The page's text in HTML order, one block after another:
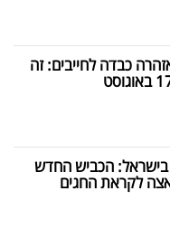
כבדה לחייבים: זה
בישראל: הכביש החדש
לקראת החגים